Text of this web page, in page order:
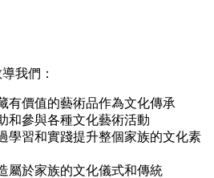
我們：
有價值的藝術品作為文化傳承
和參與各種文化藝術活動
學習和實踐提升整個家族的文化素
屬於家族的文化儀式和傳統